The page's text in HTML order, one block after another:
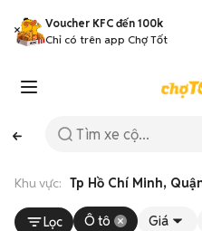
Voucher KFC đến 100k
Chỉ có trên app Chợ Tốt
Khu vực: Tp Hồ Chí Minh,
Lọc Ô tô Giá